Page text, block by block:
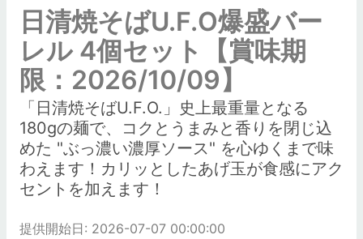
日清焼そばU.F.O爆盛バー
レル 4個セット【賞味期
限：2026/10/09】
「日清焼そばU.F.O.」史上最重量となる
180gの麺で、コクとうまみと香りを閉じ込
めた "ぶっ濃い濃厚ソース" を心ゆくまで味
わえます！カリッとしたあげ玉が食感にアク
セントを加えます！
提供開始日: 2026-07-07 00:00:00